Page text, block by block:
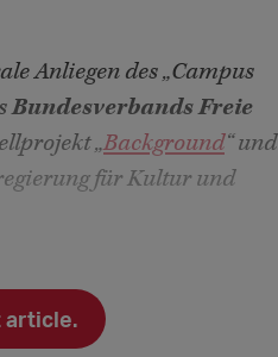
Anliegen des „Campus
Bundesverbands Freie
„Background“ und
für Kultur und
article.